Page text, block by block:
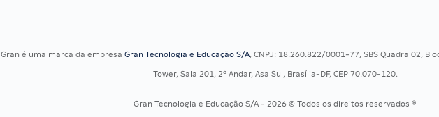
Gran é uma marca da empresaGran Tecnologia e Educação S/A, CNPJ: 18.260.822/0001-77, SBS Quadra 02,
Tower, Sala 201, 2º Andar, Asa Sul, Brasília-DF, CEP 70.070-120.
Gran Tecnologia e Educação S/A - 2026 © Todos os direitos reservados ®